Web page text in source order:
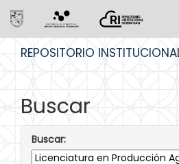
REPOSITORIO
Buscar
Buscar: